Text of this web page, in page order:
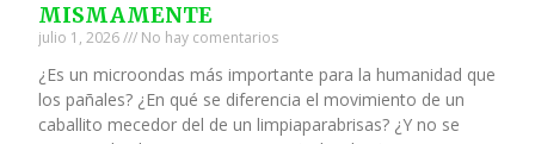
MISMAMENTE
julio 1, 2026 No hay comentarios
¿Es un microondas más importante para la humanidad que
los pañales? ¿En qué se diferencia el movimiento de un
caballito mecedor del de un limpiaparabrisas? ¿Y no se